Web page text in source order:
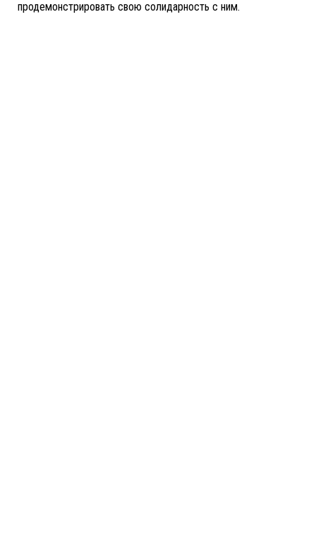
продемонстрировать свою солидарность с ним.